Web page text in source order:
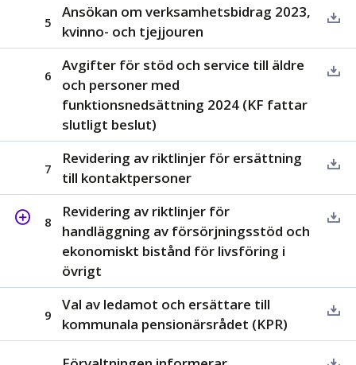
5
Ansökan om verksamhetsbidrag 2023,
kvinno- och tjejjouren
6
Avgifter för stöd och service till äldre
och personer med
funktionsnedsättning 2024 (KF fattar
slutligt beslut)
7
Revidering av riktlinjer för ersättning
till kontaktpersoner
8
Revidering av riktlinjer för
handläggning av försörjningsstöd och
ekonomiskt bistånd för livsföring i
övrigt
9
Val av ledamot och ersättare till
kommunala pensionärsrådet (KPR)